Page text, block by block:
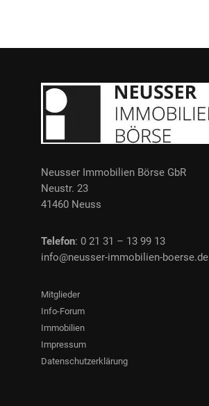
Neusser Immobilien Börse GbR
Neustr. 23
41460 Neuss
Telefon: 0 21 31 – 13 99 13
info@neusser-immobilien-boerse.de
Mitglieder
Info-Forum
Immobilien
Impressum
Datenschutzerklärung